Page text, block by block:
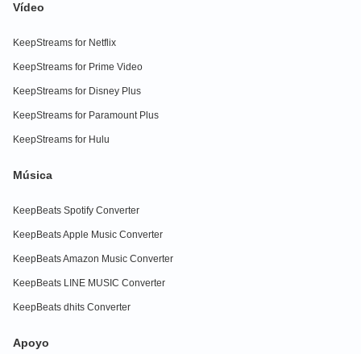
Vídeo
KeepStreams for Netflix
KeepStreams for Prime Video
KeepStreams for Disney Plus
KeepStreams for Paramount Plus
KeepStreams for Hulu
Música
KeepBeats Spotify Converter
KeepBeats Apple Music Converter
KeepBeats Amazon Music Converter
KeepBeats LINE MUSIC Converter
KeepBeats dhits Converter
Apoyo